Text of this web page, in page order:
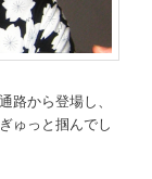
から登場し、
ゅっと掴んでし